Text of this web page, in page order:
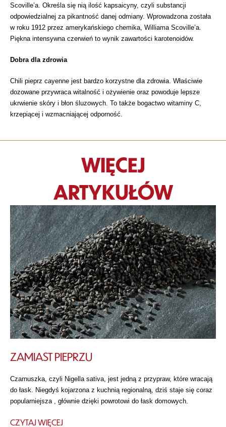
Scoville’a. Określa się nią ilość kapsaicyny, czyli substancji
odpowiedzialnej za pikantność danej odmiany. Wprowadzona została
w roku 1912 przez amerykańskiego chemika, Williama Scoville’a.
Piękna intensywna czerwień to wynik zawartości karotenoidów.
Dobra dla zdrowia
Chili pieprz cayenne jest bardzo korzystne dla zdrowia. Właściwie
dozowane przywraca witalność i ożywienie oraz powoduje lepsze
ukrwienie skóry i błon śluzowych. To także bogactwo witaminy C,
krzepiącej i wzmacniającej odporność.
WIĘCEJ
ARTYKUŁÓW
ZAMIAST PIEPRZU
Czarnuszka, czyli Nigella sativa, jest jedną z przypraw, które wracają
do łask. Niegdyś kojarzona z kuchnią regionalną, dziś staje się coraz
popularniejsza , głównie dzięki powrotowi do łask domowych.
CZYTAJ WIĘCEJ